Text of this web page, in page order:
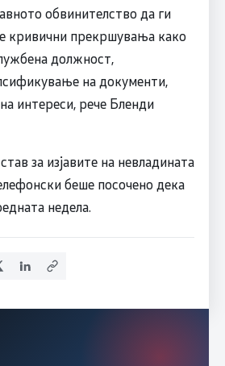
обвинителство да ги
кривични прекршувања како
должност,
на документи,
интереси, рече Бленди
за изјавите на невладината
беше посочено дека
недела.